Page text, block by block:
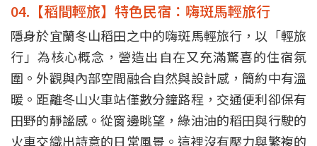
04.【稻間輕旅】特色民宿：嗨斑馬輕旅行
隱身於宜蘭冬山稻田之中的嗨斑馬輕旅行，以「輕旅
行」為核心概念，營造出自在又充滿驚喜的住宿氛
圍。外觀與內部空間融合自然與設計感，簡約中有溫
暖。距離冬山火車站僅數分鐘路程，交通便利卻保有
田野的靜謐感。從窗邊眺望，綠油油的稻田與行駛的
火車交織出詩意的日常風景。這裡沒有壓力與繁複的